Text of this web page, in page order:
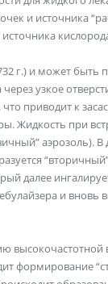
и источника
г.) и может быть
узкое
приводит к
Жидкость при
аэрозоль).
далее
и вновь
высокочастотной
формирование